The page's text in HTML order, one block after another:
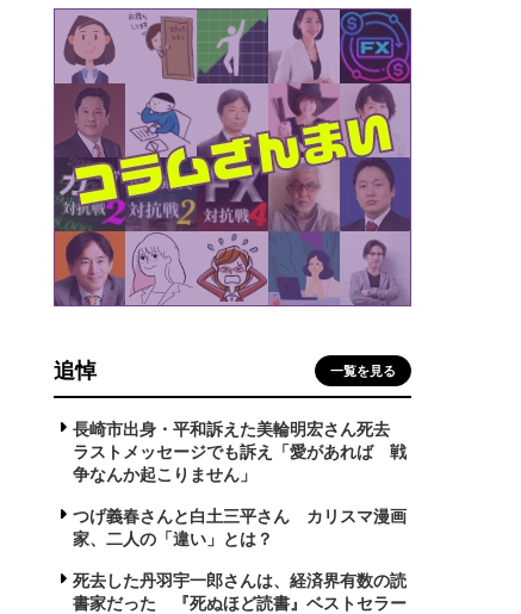
追悼 一覧を見る
長崎市出身・平和訴えた美輪明宏さん死去
ラストメッセージでも訴え「愛があれば 戦
争なんか起こりません」
つげ義春さんと白土三平さん カリスマ漫画
家、二人の「違い」とは？
死去した丹羽宇一郎さんは、経済界有数の読
書家だった 『死ぬほど読書』ベストセラー